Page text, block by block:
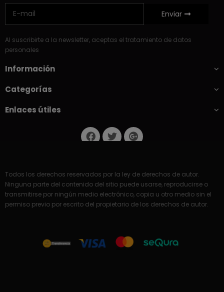
Enviar
Al suscribirte a la newsletter, aceptas el tratamiento de datos
personales
Información
Categorías
Enlaces útiles
Todos los derechos reservados por la ley de derechos de autor.
Ninguna parte del contenido del sitio puede usarse, reproducirse o
transmitirse por ningún medio electrónico, copia u otro medio sin el
permiso previo por escrito del propietario de los derechos de autor.